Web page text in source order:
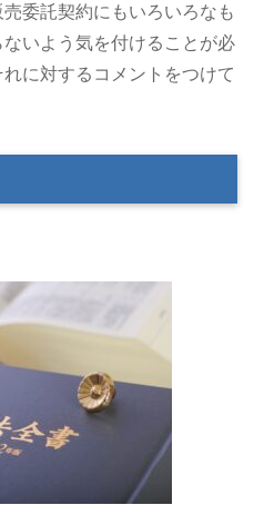
委託契約にもいろいろなも
いよう気を付けることが必
に対するコメントをつけて